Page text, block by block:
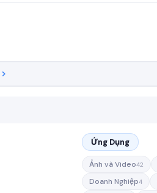
Ứng Dụng
Ảnh và Video42
Doanh Nghiệp4